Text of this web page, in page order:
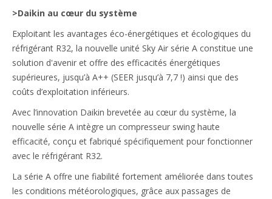
>Daikin au cœur du système
Exploitant les avantages éco-énergétiques et écologiques du
réfrigérant R32, la nouvelle unité Sky Air série A constitue une
solution d'avenir et offre des efficacités énergétiques
supérieures, jusqu’à A++ (SEER jusqu’à 7,7 !) ainsi que des
coûts d’exploitation inférieurs.
Avec l’innovation Daikin brevetée au cœur du système, la
nouvelle série A intègre un compresseur swing haute
efficacité, conçu et fabriqué spécifiquement pour fonctionner
avec le réfrigérant R32.
La série A offre une fiabilité fortement améliorée dans toutes
les conditions météorologiques, grâce aux passages de